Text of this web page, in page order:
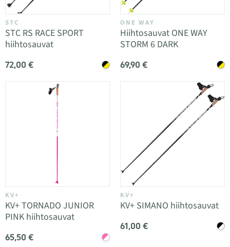
STC
STC RS RACE SPORT
hiihtosauvat
72,00 €
ONE WAY
Hiihtosauvat ONE WAY
STORM 6 DARK
69,90 €
KV+
KV+ TORNADO JUNIOR
PINK hiihtosauvat
65,50 €
KV+
KV+ SIMANO hiihtosauvat
61,00 €